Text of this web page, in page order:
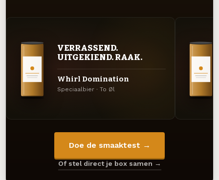
VERRASSEND.
UITGEKIEND. RAAK.
Whirl Domination
Speciaalbier · To Øl
Doe de smaaktest →
Of stel direct je box samen →